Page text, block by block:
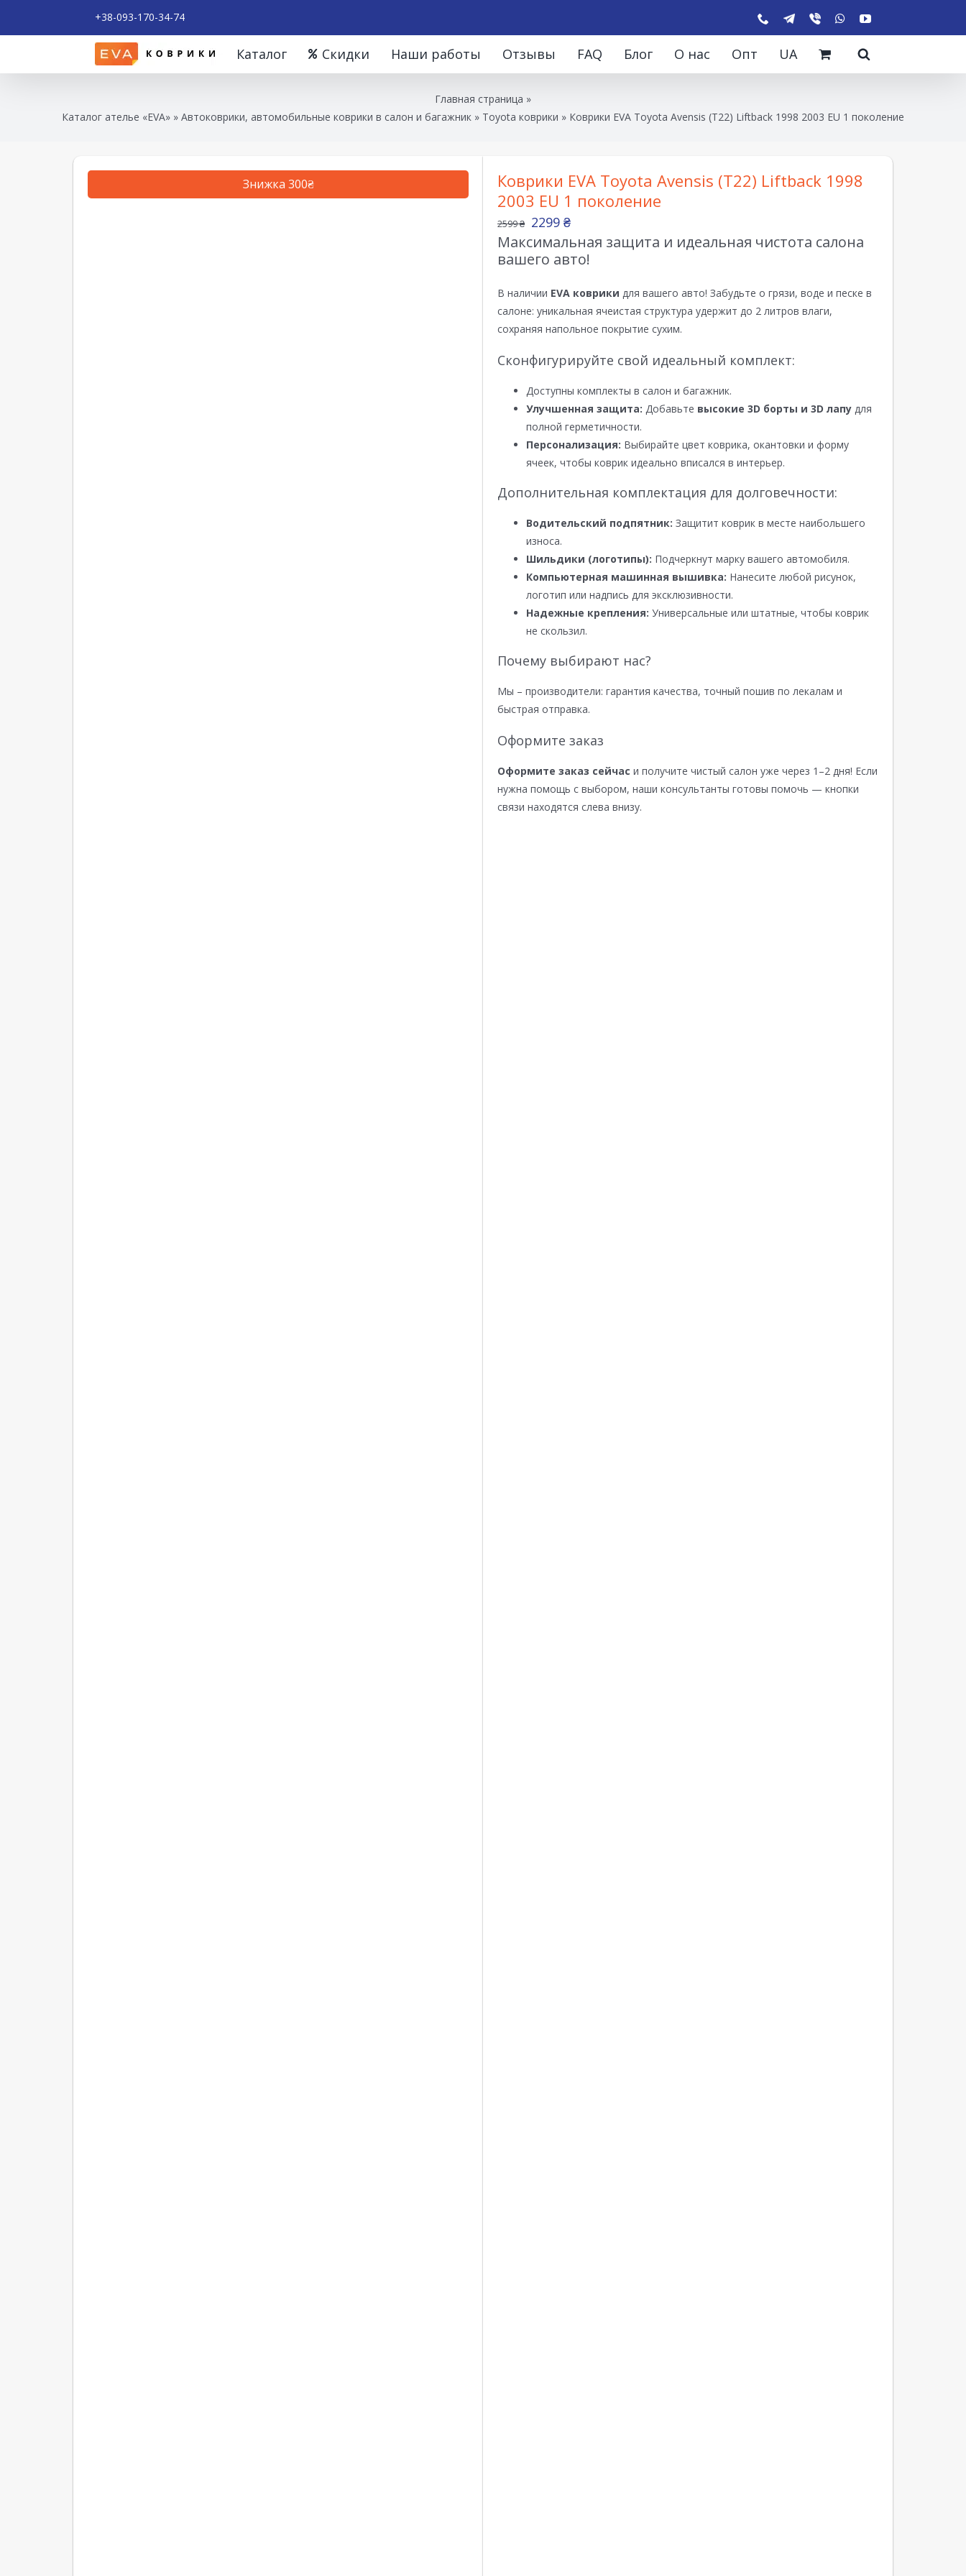
+38-093-170-34-74
Каталог Скидки Наши работы Отзывы FAQ Блог О нас Опт UA
Главная страница »
Каталог ателье «EVA» » Автоковрики, автомобильные коврики в салон и багажник » Toyota коврики » Коврики EVA Toyota Avensis (T22) Liftback 1998 2003 EU 1 поколение
Знижка 300₴
Коврики EVA Toyota Avensis (T22) Liftback 1998
2003 EU 1 поколение
2599₴ 2299 ₴
Максимальная защита и идеальная чистота салона
вашего авто!
В наличии EVA коврики для вашего авто! Забудьте о грязи, воде и песке в
салоне: уникальная ячеистая структура удержит до 2 литров влаги,
сохраняя напольное покрытие сухим.
Сконфигурируйте свой идеальный комплект:
Доступны комплекты в салон и багажник.
Улучшенная защита: Добавьте высокие 3D борты и 3D лапу для
полной герметичности.
Персонализация: Выбирайте цвет коврика, окантовки и форму
ячеек, чтобы коврик идеально вписался в интерьер.
Дополнительная комплектация для долговечности:
Водительский подпятник: Защитит коврик в месте наибольшего
износа.
Шильдики (логотипы): Подчеркнут марку вашего автомобиля.
Компьютерная машинная вышивка: Нанесите любой рисунок,
логотип или надпись для эксклюзивности.
Надежные крепления: Универсальные или штатные, чтобы коврик
не скользил.
Почему выбирают нас?
Мы – производители: гарантия качества, точный пошив по лекалам и
быстрая отправка.
Оформите заказ
Оформите заказ сейчас и получите чистый салон уже через 1–2 дня! Если
нужна помощь с выбором, наши консультанты готовы помочь — кнопки
связи находятся слева внизу.